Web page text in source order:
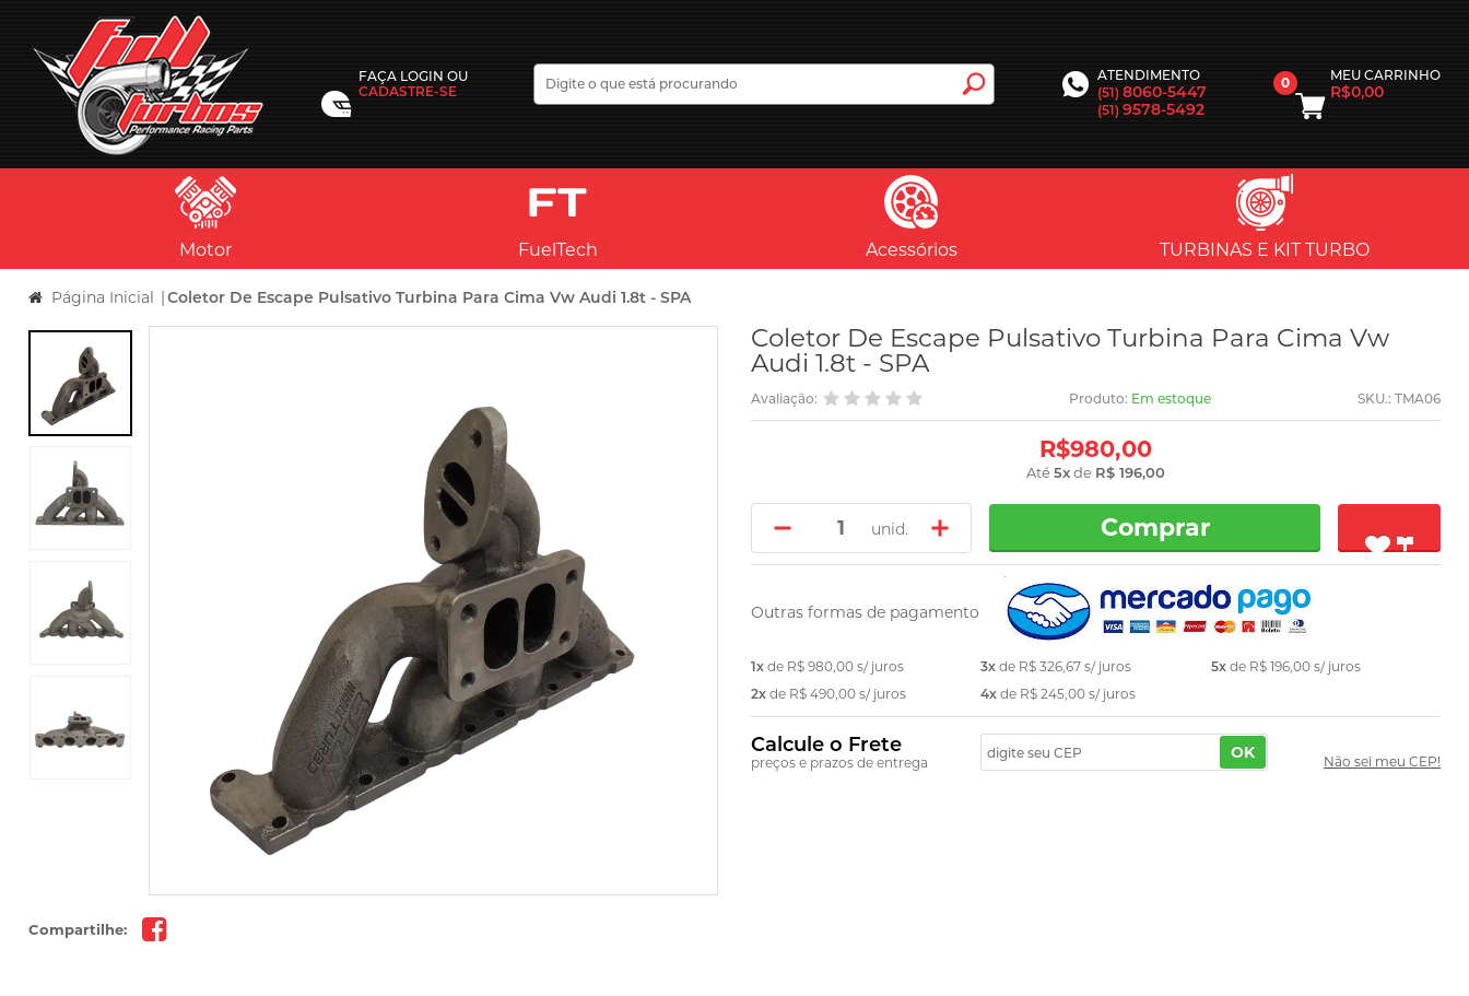
FAÇA LOGIN OU
CADASTRE-SE
ATENDIMENTO
(51) 8060-5447
(51) 9578-5492
0 MEU CARRINHO
R$0,00
Motor FuelTech Acessórios TURBINAS E KIT TURBO
Página Inicial |Coletor De Escape Pulsativo Turbina Para Cima Vw Audi 1.8t - SPA
Compartilhe:
Coletor De Escape Pulsativo Turbina Para Cima Vw
Audi 1.8t - SPA
Avaliação: Produto: Em estoque SKU.: TMA06
R$980,00
Até5xde R$ 196,00
unid. Comprar
Outras formas de pagamento
1x de R$ 980,00 s/ juros
2x de R$ 490,00 s/ juros
3xde R$ 326,67s/ juros
4xde R$ 245,00s/ juros
5x de R$ 196,00 s/ juros
Calcule o Frete
preços e prazos de entrega
OK Não sei meu CEP!